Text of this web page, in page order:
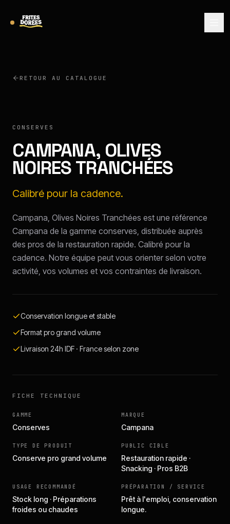
RETOUR AU CATALOGUE
CONSERVES
CAMPANA, OLIVES
NOIRES TRANCHÉES
Calibré pour la cadence.
Campana, Olives Noires Tranchées est une référence
Campana de la gamme conserves, distribuée auprès
des pros de la restauration rapide. Calibré pour la
cadence. Notre équipe peut vous orienter selon votre
activité, vos volumes et vos contraintes de livraison.
Conservation longue et stable
Format pro grand volume
Livraison 24h IDF · France selon zone
FICHE TECHNIQUE
GAMME
Conserves
MARQUE
Campana
TYPE DE PRODUIT
Conserve pro grand volume
PUBLIC CIBLE
Restauration rapide ·
Snacking · Pros B2B
USAGE RECOMMANDÉ
Stock long · Préparations
froides ou chaudes
PRÉPARATION / SERVICE
Prêt à l'emploi, conservation
longue.